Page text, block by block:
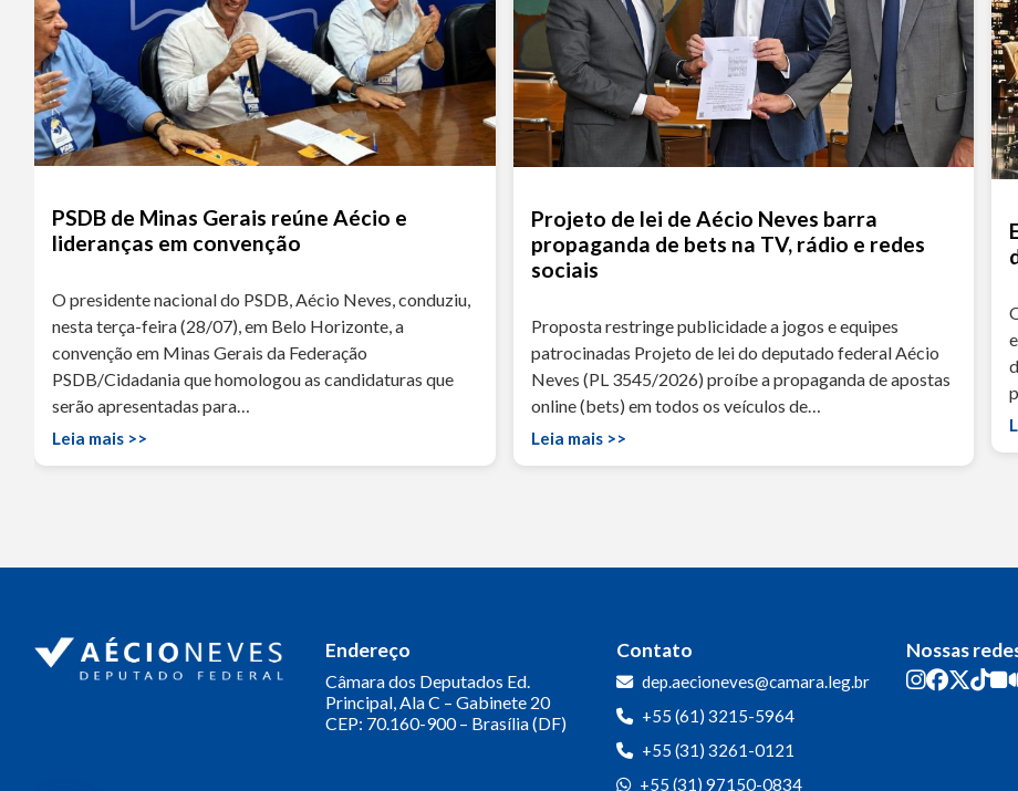
PSDB de Minas Gerais reúne Aécio e
lideranças em convenção
O presidente nacional do PSDB, Aécio Neves, conduziu,
nesta terça-feira (28/07), em Belo Horizonte, a
convenção em Minas Gerais da Federação
PSDB/Cidadania que homologou as candidaturas que
serão apresentadas para…
Leia mais >>
Projeto de lei de Aécio Neves barra
propaganda de bets na TV, rádio e redes
sociais
Proposta restringe publicidade a jogos e equipes
patrocinadas Projeto de lei do deputado federal Aécio
Neves (PL 3545/2026) proíbe a propaganda de apostas
online (bets) em todos os veículos de…
Leia mais >>
Endereço
Câmara dos Deputados Ed.
Principal, Ala C – Gabinete 20
CEP: 70.160-900 – Brasília (DF)
Contato
dep.aecioneves@camara.leg.br
+55 (61) 3215-5964
+55 (31) 3261-0121
+55 (31) 97150-0834
Nossas